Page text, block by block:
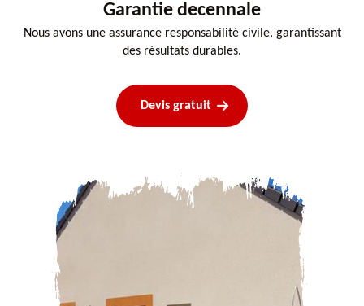
Garantie decennale
Nous avons une assurance responsabilité civile, garantissant
des résultats durables.
Devis gratuit